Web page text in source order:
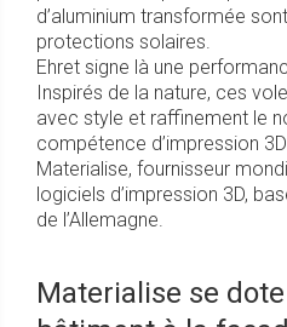
d’aluminium transformée
protections solaires.
Ehret signe là une
Inspirés de la nature, ces
avec style et raffinement le
compétence d’impression
Materialise, fournisseur
logiciels d’impression 3D,
de l’Allemagne.
Materialise se